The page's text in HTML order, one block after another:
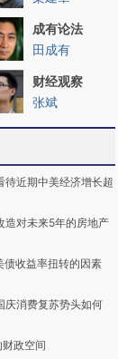
成有论法
田成有
财经观察
张斌
待近期中美经济增长超
造对未来5年的房地产
债收益率扭转的因素
庆消费复苏势头如何
政空间